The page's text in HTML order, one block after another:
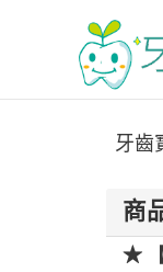
牙齒寶寶
牙齒
商
★